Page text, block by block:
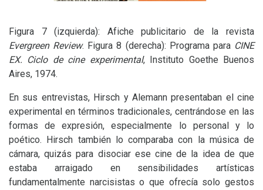
Figura 7 (izquierda): Afiche publicitario de la revista
Evergreen Review. Figura 8 (derecha): Programa para CINE
EX. Ciclo de cine experimental, Instituto Goethe Buenos
Aires, 1974.
En sus entrevistas, Hirsch y Alemann presentaban el cine
experimental en términos tradicionales, centrándose en las
formas de expresión, especialmente lo personal y lo
poético. Hirsch también lo comparaba con la música de
cámara, quizás para disociar ese cine de la idea de que
estaba arraigado en sensibilidades artísticas
fundamentalmente narcisistas o que ofrecía solo gestos